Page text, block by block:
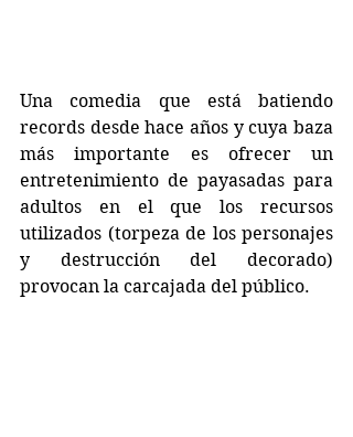
Una comedia que está batiendo
records desde hace años y cuya baza
más importante es ofrecer un
entretenimiento de payasadas para
adultos en el que los recursos
utilizados (torpeza de los personajes
y destrucción del decorado)
provocan la carcajada del público.